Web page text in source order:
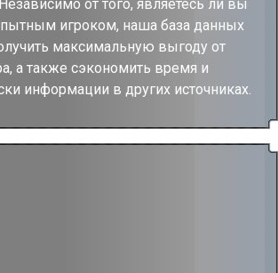
от того, являетесь ли вы
игроком, наша база данных
максимальную выгоду от
а также сэкономить время и
информации в других источниках.